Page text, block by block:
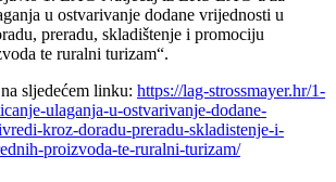
u ostvarivanje dodane vrijednosti u
preradu, skladištenje i promociju
te ruralni turizam“.
sljedećem linku: https://lag-strossmayer.hr/1-
ulaganja-u-ostvarivanje-dodane-
kroz-doradu-preradu-skladistenje-i-
proizvoda-te-ruralni-turizam/